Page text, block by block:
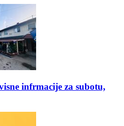
infrmacije za subotu,